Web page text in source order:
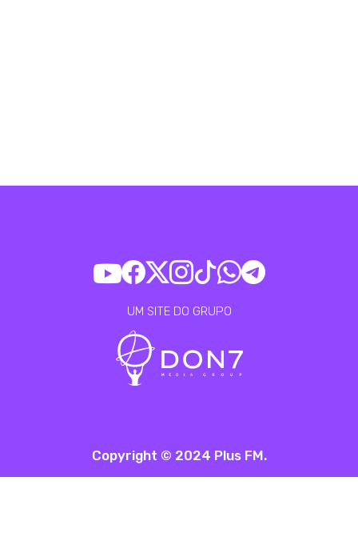
UM SITE DO GRUPO
Copyright © 2024 Plus FM.